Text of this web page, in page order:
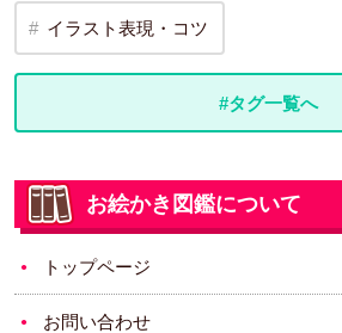
イラスト表現・コツ
#タグ一覧へ
お絵かき図鑑について
トップページ
お問い合わせ